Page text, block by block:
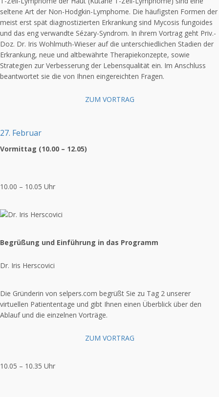
seltene Art der Non-Hodgkin-Lymphome. Die häufigsten Formen der
meist erst spät diagnostizierten Erkrankung sind Mycosis fungoides
und das eng verwandte Sézary-Syndrom. In ihrem Vortrag geht Priv.-
Doz. Dr. Iris Wohlmuth-Wieser auf die unterschiedlichen Stadien der
Erkrankung, neue und altbewährte Therapiekonzepte, sowie
Strategien zur Verbesserung der Lebensqualität ein. Im Anschluss
beantwortet sie die von Ihnen eingereichten Fragen.
ZUM VORTRAG
27. Februar
Vormittag (10.00 – 12.05)
10.00 – 10.05 Uhr
Begrüßung und Einführung in das Programm
Dr. Iris Herscovici
Die Gründerin von selpers.com begrüßt Sie zu Tag 2 unserer
virtuellen Patiententage und gibt Ihnen einen Überblick über den
Ablauf und die einzelnen Vorträge.
ZUM VORTRAG
10.05 – 10.35 Uhr